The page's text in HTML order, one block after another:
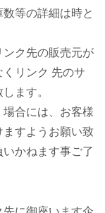
等の詳細は時と
ンク先の販売元が
リンク 先のサ
ます。
合には、お客様
すようお願い致
かねます事ご了